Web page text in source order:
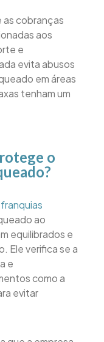
as cobranças
aos
e
evita abusos
em áreas
tenham um
o
ao
equilibrados e
Ele verifica se a
e
como a
evitar